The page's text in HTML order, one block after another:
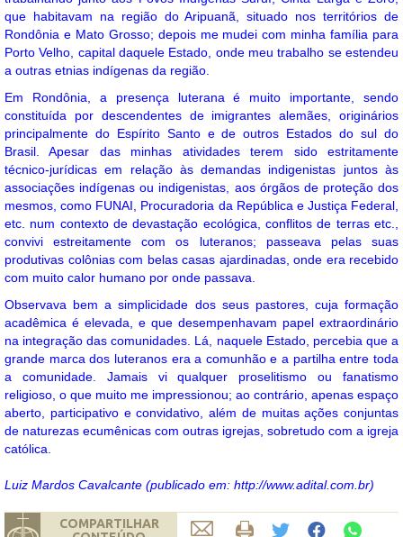
que habitavam na região do Aripuanã, situado nos territórios de
Rondônia e Mato Grosso; depois me mudei com minha família para
Porto Velho, capital daquele Estado, onde meu trabalho se estendeu
a outras etnias indígenas da região.
Em Rondônia, a presença luterana é muito importante, sendo
constituída por descendentes de imigrantes alemães, originários
principalmente do Espírito Santo e de outros Estados do sul do
Brasil. Apesar das minhas atividades terem sido estritamente
técnico-jurídicas em relação às demandas indigenistas juntos às
associações indígenas ou indigenistas, aos órgãos de proteção dos
mesmos, como FUNAI, Procuradoria da República e Justiça Federal,
etc. num contexto de devastação ecológica, conflitos de terras etc.,
convivi estreitamente com os luteranos; passeava pelas suas
produtivas colônias com belas casas ajardinadas, onde era recebido
com muito calor humano por onde passava.
Observava bem a simplicidade dos seus pastores, cuja formação
acadêmica é elevada, e que desempenhavam papel extraordinário
na integração das comunidades. Lá, naquele Estado, percebia que a
grande marca dos luteranos era a comunhão e a partilha entre toda
a comunidade. Jamais vi qualquer proselitismo ou fanatismo
religioso, o que muito me impressionou; ao contrário, apenas espaço
aberto, participativo e convidativo, além de muitas ações conjuntas
de naturezas ecumênicas com outras igrejas, sobretudo com a igreja
católica.
Luiz Mardos Cavalcante (publicado em: http://www.adital.com.br)
COMPARTILHAR